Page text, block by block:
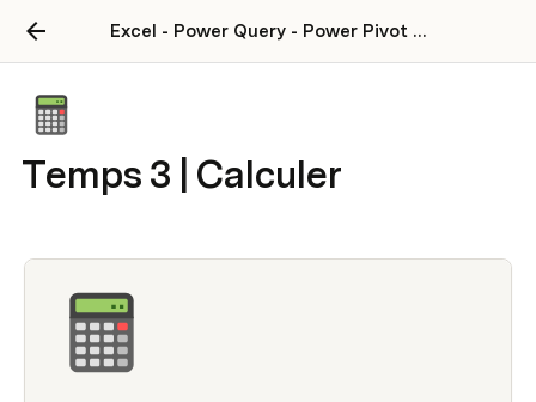
Excel - Power Query - Power Pivot - VBA
Temps 3 | Calculer